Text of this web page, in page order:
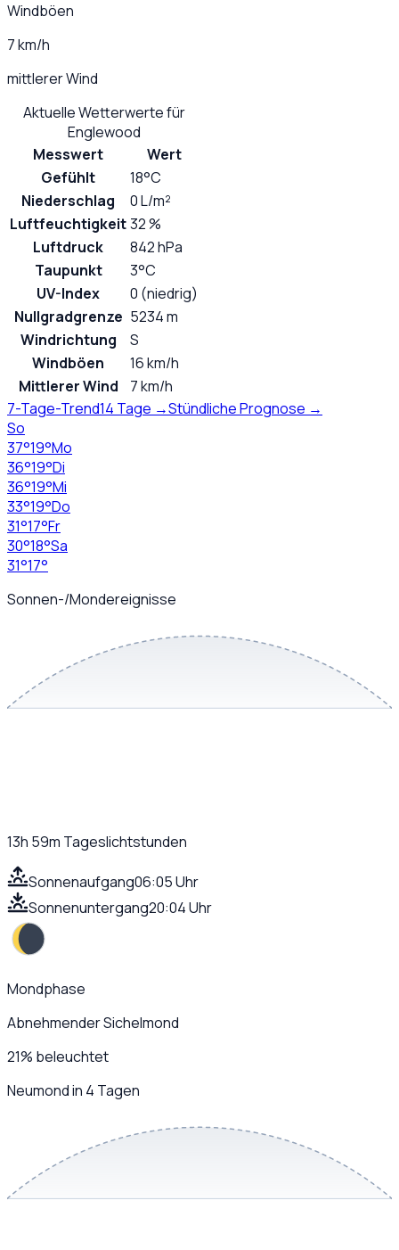
Windböen
7 km/h
mittlerer Wind
Aktuelle Wetterwerte für
Englewood
Messwert
Wert
Gefühlt
18°C
Niederschlag
0 L/m²
Luftfeuchtigkeit32 %
Luftdruck
842 hPa
Taupunkt
3°C
UV-Index
0 (niedrig)
Nullgradgrenze 5234 m
Windrichtung
S
Windböen
16 km/h
Mittlerer Wind
7 km/h
7-Tage-Trend14 Tage →Stündliche Prognose →
So
37°19°Mo
36°19°Di
36°19°Mi
33°19°Do
31°17°Fr
30°18°Sa
31°17°
Sonnen-/Mondereignisse
13h 59m Tageslichtstunden
Sonnenaufgang06:05 Uhr
Sonnenuntergang20:04 Uhr
Mondphase
Abnehmender Sichelmond
21% beleuchtet
Neumond in 4 Tagen